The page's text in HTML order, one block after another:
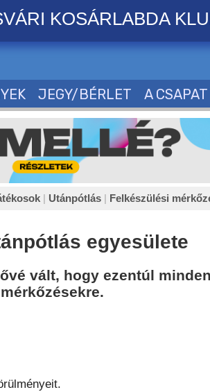
KOSÁRLABDA
JEGY/BÉRLET A CSAPAT
| Utánpótlás | Felkészülési
egyesülete
vált, hogy ezentúl